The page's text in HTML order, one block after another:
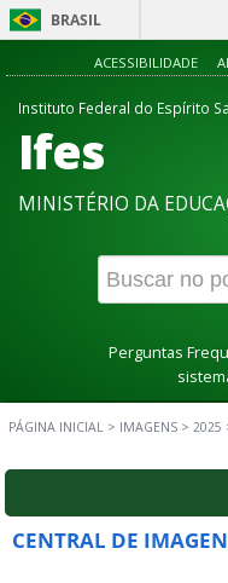
BRASIL
ACESSIBILIDADE
Instituto Federal do Espírito
Ifes
MINISTÉRIO DA
Perguntas
PÁGINA INICIAL > IMAGENS > 2025
CENTRAL DE